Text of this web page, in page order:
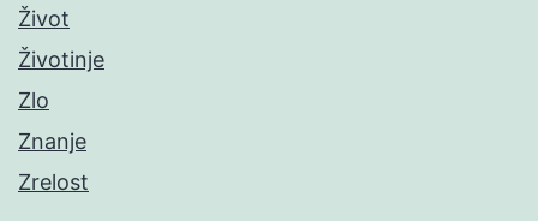
Život
Životinje
Zlo
Znanje
Zrelost